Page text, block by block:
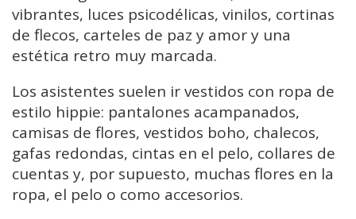
vibrantes, luces psicodélicas, vinilos, cortinas
de flecos, carteles de paz y amor y una
estética retro muy marcada.
Los asistentes suelen ir vestidos con ropa de
estilo hippie: pantalones acampanados,
camisas de flores, vestidos boho, chalecos,
gafas redondas, cintas en el pelo, collares de
cuentas y, por supuesto, muchas flores en la
ropa, el pelo o como accesorios.